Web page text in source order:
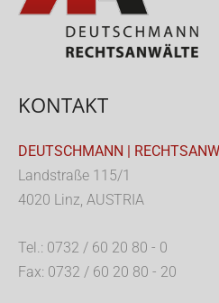
KONTAKT
DEUTSCHMANN |
Landstraße 115/1
4020 Linz, AUSTRIA
Tel.: 0732 / 60 20 80 - 0
Fax: 0732 / 60 20 80 - 20